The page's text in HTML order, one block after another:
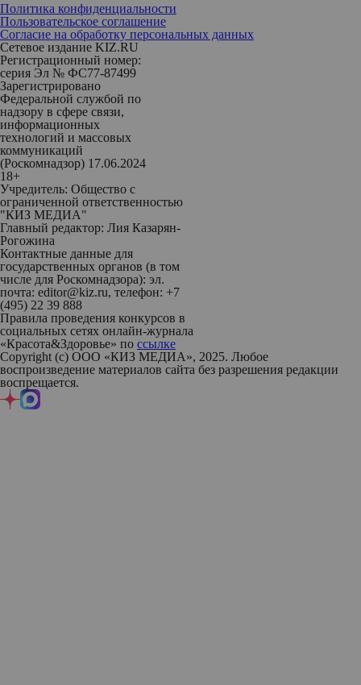
Политика конфиденциальности
Пользовательское соглашение
Согласие на обработку персональных данных
Сетевое издание KIZ.RU
Регистрационный номер:
серия Эл № ФС77-87499
Зарегистрировано
Федеральной службой по
надзору в сфере связи,
информационных
технологий и массовых
коммуникаций
(Роскомнадзор) 17.06.2024
18+
Учредитель: Общество с
ограниченной ответственностью
"КИЗ МЕДИА"
Главный редактор: Лия Казарян-
Рогожина
Контактные данные для
государственных органов (в том
числе для Роскомнадзора): эл.
почта: editor@kiz.ru, телефон: +7
(495) 22 39 888
Правила проведения конкурсов в
социальных сетях онлайн-журнала
«Красота&Здоровье» по ссылке
Copyright (с) ООО «КИЗ МЕДИА», 2025. Любое
воспроизведение материалов сайта без разрешения редакции
воспрещается.